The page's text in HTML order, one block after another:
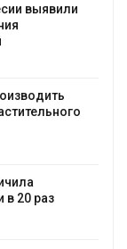
выявили
в 20 раз